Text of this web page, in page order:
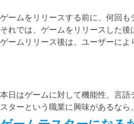
ゲームをリリースする前に、何回も
それでは、ゲームをリリースした後
ゲームリリース後は、ユーザーによ
本日はゲームに対して機能性、言
スターという職業に興味があるなら